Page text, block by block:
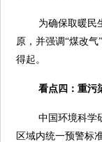
为确保取暖民
原，并强调“煤改
得起。
看点四：重污
中国环境科学
区域内统一预警标